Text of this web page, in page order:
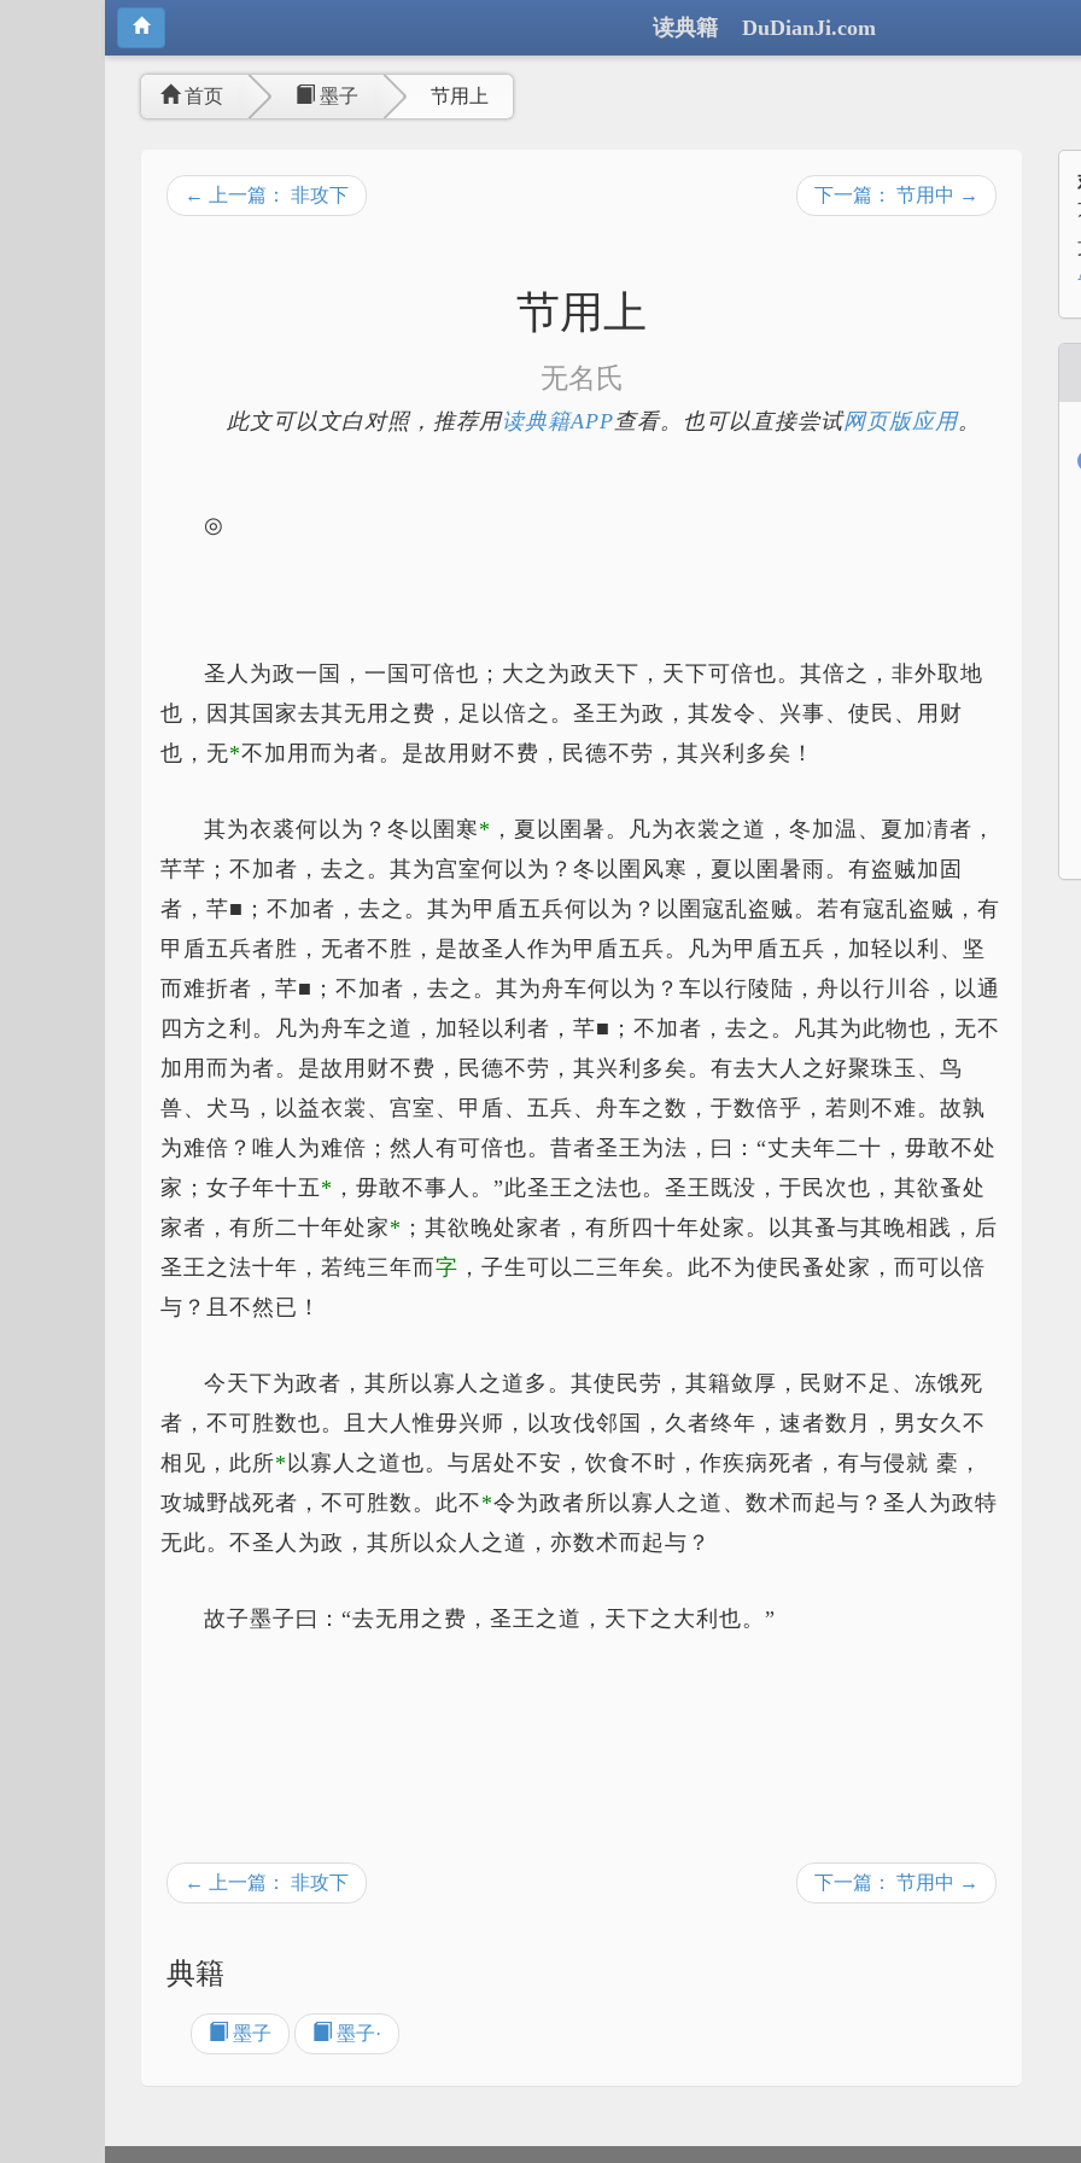
读典籍 DuDianJi.com
首页 墨子 节用上
← 上一篇： 非攻下 下一篇： 节用中 →
节用上
无名氏
此文可以文白对照，推荐用读典籍APP查看。也可以直接尝试网页版应用。
◎
圣人为政一国，一国可倍也；大之为政天下，天下可倍也。其倍之，非外取地
也，因其国家去其无用之费，足以倍之。圣王为政，其发令、兴事、使民、用财
也，无*不加用而为者。是故用财不费，民德不劳，其兴利多矣！
其为衣裘何以为？冬以圉寒* ， 夏以圉暑。凡为衣裳之道，冬加温、夏加凊者，
芊芊；不加者，去之。其为宫室何以为？冬以圉风寒，夏以圉暑雨。有盗贼加固
者，芊■；不加者，去之。其为甲盾五兵何以为？以圉寇乱盗贼。若有寇乱盗贼，有
甲盾五兵者胜，无者不胜，是故圣人作为甲盾五兵。凡为甲盾五兵，加轻以利、坚
而难折者，芊■；不加者，去之。其为舟车何以为？车以行陵陆，舟以行川谷，以通
四方之利。凡为舟车之道，加轻以利者，芊■；不加者，去之。凡其为此物也，无不
加用而为者。是故用财不费，民德不劳，其兴利多矣。有去大人之好聚珠玉、鸟
兽、犬马，以益衣裳、宫室、甲盾、五兵、舟车之数，于数倍乎，若则不难。故孰
为难倍？唯人为难倍；然人有可倍也。昔者圣王为法，曰：“丈夫年二十，毋敢不处
家；女子年十五* ， 毋敢不事人。”此圣王之法也。圣王既没，于民次也，其欲蚤处
家者，有所二十年处家* ； 其欲晚处家者，有所四十年处家。以其蚤与其晚相践，后
圣王之法十年，若纯三年而字 ，子生可以二三年矣。此不为使民蚤处家，而可以倍
与？且不然已！
今天下为政者，其所以寡人之道多。其使民劳，其籍敛厚，民财不足、冻饿死
者，不可胜数也。且大人惟毋兴师，以攻伐邻国，久者终年，速者数月，男女久不
相见，此所* 以寡人之道也。与居处不安，饮食不时，作疾病死者，有与侵就 橐，
攻城野战死者，不可胜数。此不*令为政者所以寡人之道、数术而起与？圣人为政特
无此。不圣人为政，其所以众人之道，亦数术而起与？
故子墨子曰：“去无用之费，圣王之道，天下之大利也。”
← 上一篇： 非攻下 下一篇： 节用中 →
典籍
墨子 墨子·